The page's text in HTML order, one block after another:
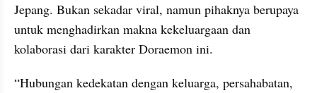
Jepang. Bukan sekadar viral, namun pihaknya berupaya
untuk menghadirkan makna kekeluargaan dan
kolaborasi dari karakter Doraemon ini.
“Hubungan kedekatan dengan keluarga, persahabatan,